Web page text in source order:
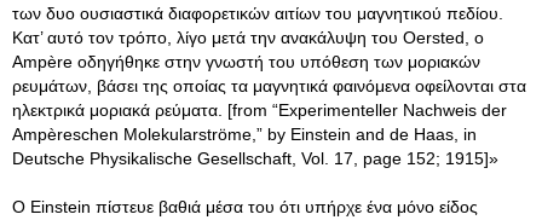
των δυο ουσιαστικά διαφορετικών αιτίων του μαγνητικού πεδίου.
Κατ’ αυτό τον τρόπο, λίγο μετά την ανακάλυψη του Oersted, ο
Ampère οδηγήθηκε στην γνωστή του υπόθεση των μοριακών
ρευμάτων, βάσει της οποίας τα μαγνητικά φαινόμενα οφείλονται στα
ηλεκτρικά μοριακά ρεύματα. [from “Experimenteller Nachweis der
Ampèreschen Molekularströme,” by Einstein and de Haas, in
Deutsche Physikalische Gesellschaft, Vol. 17, page 152; 1915]»
Ο Einstein πίστευε βαθιά μέσα του ότι υπήρχε ένα μόνο είδος